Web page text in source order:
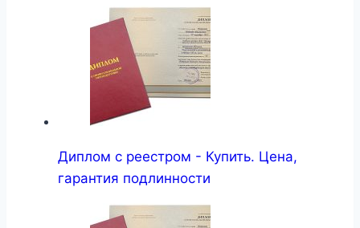
Диплом с реестром - Купить. Цена,
гарантия подлинности